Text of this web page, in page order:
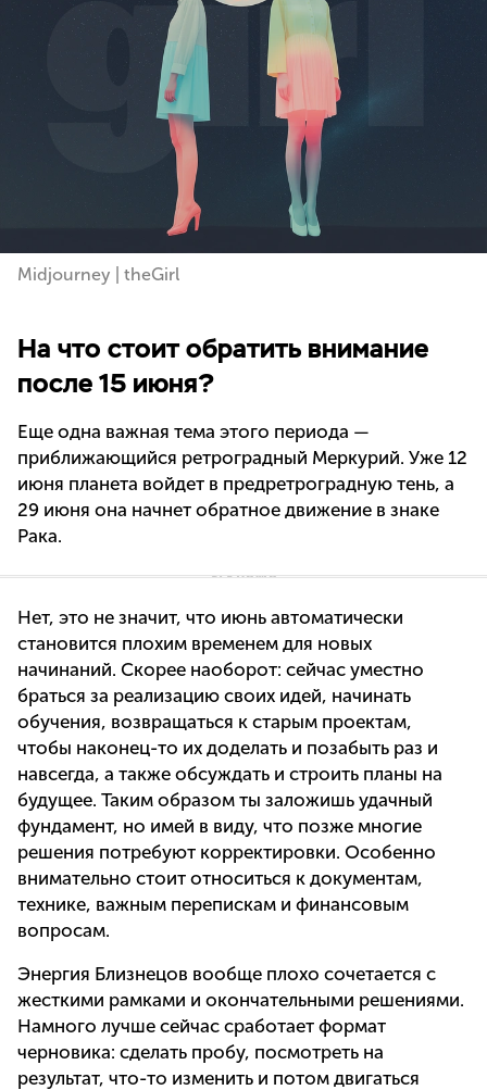
Midjourney | theGirl
На что стоит обратить внимание
после 15 июня?
Еще одна важная тема этого периода —
приближающийся ретроградный Меркурий. Уже 12
июня планета войдет в предретроградную тень, а
29 июня она начнет обратное движение в знаке
Рака.
Нет, это не значит, что июнь автоматически
становится плохим временем для новых
начинаний. Скорее наоборот: сейчас уместно
браться за реализацию своих идей, начинать
обучения, возвращаться к старым проектам,
чтобы наконец-то их доделать и позабыть раз и
навсегда, а также обсуждать и строить планы на
будущее. Таким образом ты заложишь удачный
фундамент, но имей в виду, что позже многие
решения потребуют корректировки. Особенно
внимательно стоит относиться к документам,
технике, важным перепискам и финансовым
вопросам.
Энергия Близнецов вообще плохо сочетается с
жесткими рамками и окончательными решениями.
Намного лучше сейчас сработает формат
черновика: сделать пробу, посмотреть на
результат, что-то изменить и потом двигаться